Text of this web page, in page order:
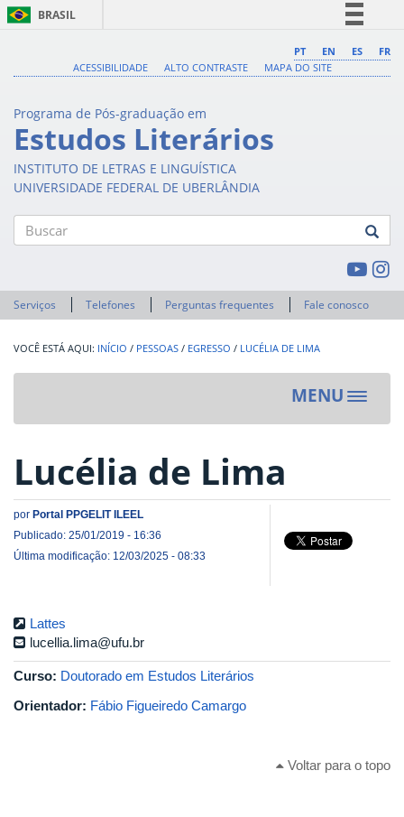
BRASIL
Comunica BR
Acesso à informação
Legislação
PT EN ES
FR
ACESSIBILIDADE
ALTO CONTRASTE MAPA DO SITE
Programa de Pós-graduação em
Estudos Literários
INSTITUTO DE LETRAS E LINGUÍSTICA
UNIVERSIDADE FEDERAL DE UBERLÂNDIA
Serviços Telefones Perguntas frequentes Fale conosco
INÍCIO / PESSOAS / EGRESSO / LUCÉLIA DE LIMA
MENU
Toggle
Lucélia de Lima
por Portal PPGELIT ILEEL
Publicado: 25/01/2019 - 16:36
Última modificação: 12/03/2025 - 08:33
Lattes
lucellia.lima@ufu.br
Curso: Doutorado em Estudos Literários
Orientador: Fábio Figueiredo Camargo
Voltar para o topo